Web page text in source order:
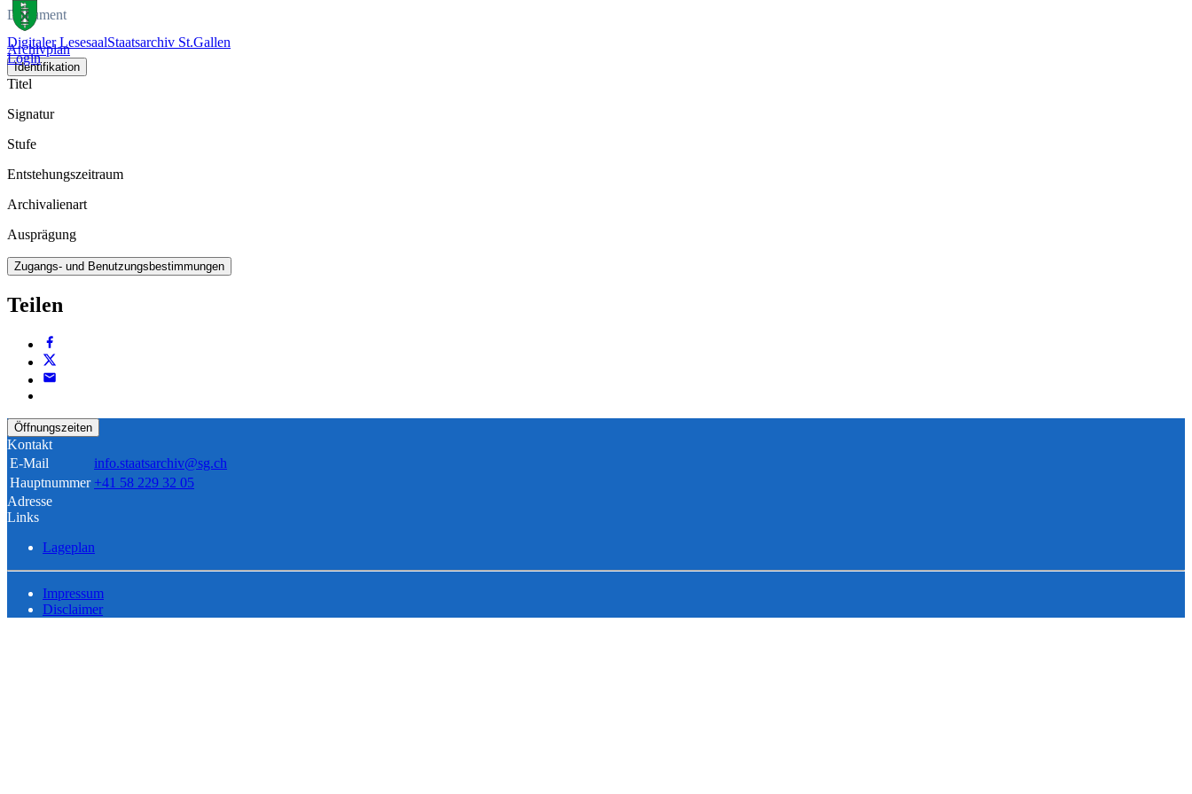
Digitaler LesesaalStaatsarchiv St.Gallen
Login
Dokument
Archivplan
Identifikation
Titel
Signatur
Stufe
Entstehungszeitraum
Archivalienart
Ausprägung
Zugangs- und Benutzungsbestimmungen
Teilen
Öffnungszeiten
Kontakt
E-Mail
info.staatsarchiv@sg.ch
Hauptnummer +41 58 229 32 05
Adresse
Links
Lageplan
Impressum
Disclaimer